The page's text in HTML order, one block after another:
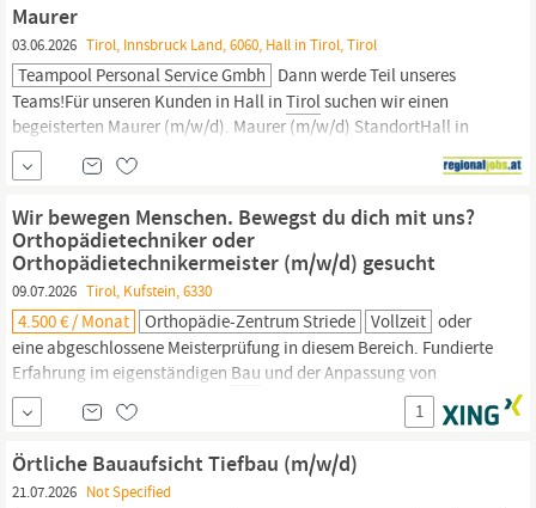
externer Dienstleister Umsetzung und Monitoring von
Energieeffizienzmaßnahmen gemäß ISO 50001 Standard
Maurer
03.06.2026 Tirol, Innsbruck Land, 6060, Hall in Tirol, Tirol
Teampool Personal Service Gmbh Dann werde Teil unseres
Teams!Für unseren Kunden in Hall in Tirolsuchen wir einen
begeisterten Maurer (m/w/d). Maurer (m/w/d) StandortHall in
Tirol,
Arbeitszeit 39.0 Stunden/Woche Dich
begeistertHerstellung von Mörtel und Beton nach den
Fundamenten,
Wir bewegen Menschen. Bewegst du dich mit uns?
Orthopädietechniker oder
Orthopädietechnikermeister (m/w/d) gesucht
09.07.2026 Tirol, Kufstein, 6330
4.500 € / Monat Orthopädie-Zentrum Striede Vollzeit oder
eine abgeschlossene Meisterprüfung in diesem Bereich. Fundierte
Erfahrung im eigenständigen Bau und der Anpassung von
Orthesen und Prothesen. Handwerkliches Geschick, ein hohes
Qualitätsbewusstsein und ein gutes Auge für Details.
Einfühlungsvermögen und Freude am direkten Umgang mit
Menschen sowie eine lösungsorientierte Arbeitsweise.
1
Örtliche Bauaufsicht Tiefbau (m/w/d)
21.07.2026 Not Specified